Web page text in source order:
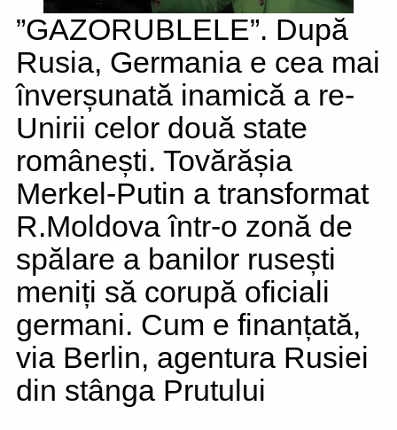
”GAZORUBLELE”. După
Rusia, Germania e cea mai
înverșunată inamică a re-
Unirii celor două state
românești. Tovărășia
Merkel-Putin a transformat
R.Moldova într-o zonă de
spălare a banilor rusești
meniți să corupă oficiali
germani. Cum e finanțată,
via Berlin, agentura Rusiei
din stânga Prutului